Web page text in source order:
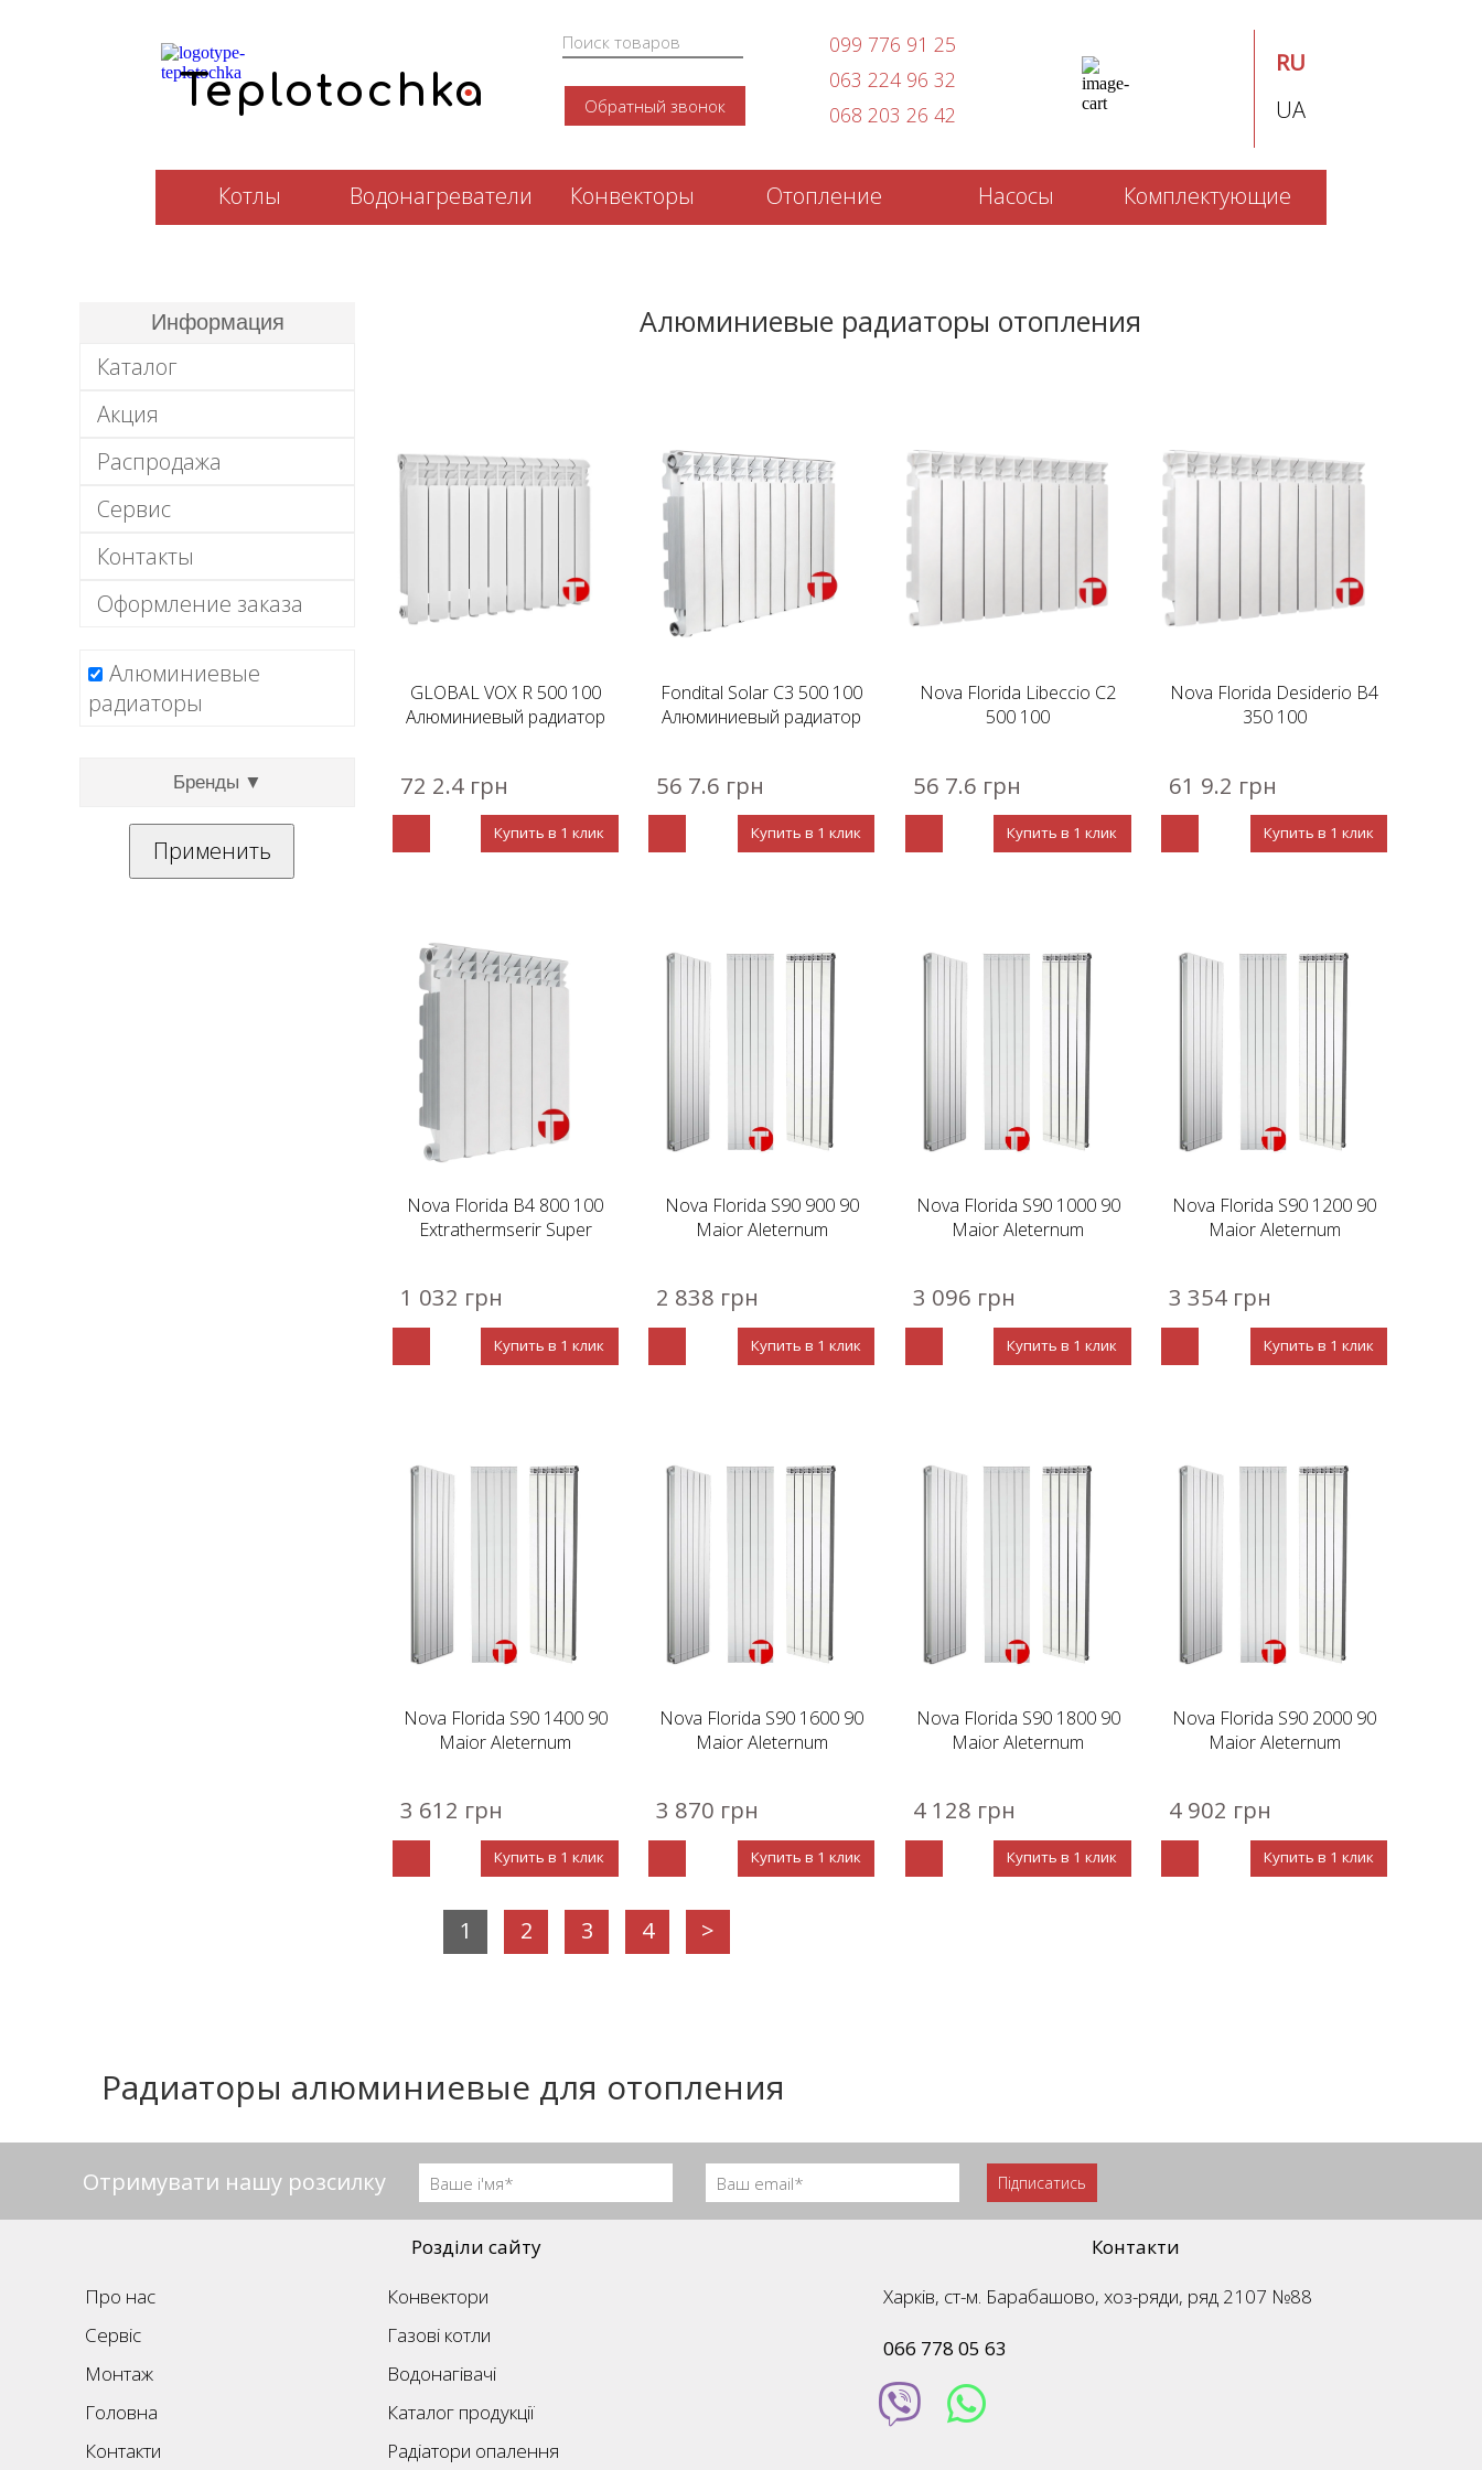
Teplotochka
. Обратный звонок
099 776 91 25
063 224 96 32
068 203 26 42
RU
UA
Котлы Водонагреватели Конвекторы Отопление Насосы Комплектующие
Информация
Каталог
Акция
Распродажа
Сервис
Контакты
Оформление заказа
Алюминиевые
радиаторы
Бренды ▼
Алюминиевые радиаторы отопления
GLOBAL VOX R 500 100
Алюминиевый радиатор
72 2.4 грн
Купить в 1 клик
Fondital Solar C3 500 100
Алюминиевый радиатор
56 7.6 грн
Купить в 1 клик
Nova Florida Libeccio C2
500 100
56 7.6 грн
Купить в 1 клик
Nova Florida Desiderio B4
350 100
61 9.2 грн
Купить в 1 клик
Nova Florida B4 800 100
Extrathermserir Super
1 032 грн
Купить в 1 клик
Nova Florida S90 900 90
Maior Aleternum
2 838 грн
Купить в 1 клик
Nova Florida S90 1000 90
Maior Aleternum
3 096 грн
Купить в 1 клик
Nova Florida S90 1200 90
Maior Aleternum
3 354 грн
Купить в 1 клик
Nova Florida S90 1400 90
Maior Aleternum
3 612 грн
Купить в 1 клик
Nova Florida S90 1600 90
Maior Aleternum
3 870 грн
Купить в 1 клик
Nova Florida S90 1800 90
Maior Aleternum
4 128 грн
Купить в 1 клик
Nova Florida S90 2000 90
Maior Aleternum
4 902 грн
Купить в 1 клик
1 2 3 4 >
Радиаторы алюминиевые для отопления
Отримувати нашу розсилку Підписатись
Розділи сайту
Про нас
Конвектори
Сервіс
Газові котли
Монтаж
Водонагівачі
Головна
Каталог продукції
Контакти
Радіатори опалення
Контакти
Харків, ст-м. Барабашово, хоз-ряди, ряд 2107 №88
066 778 05 63